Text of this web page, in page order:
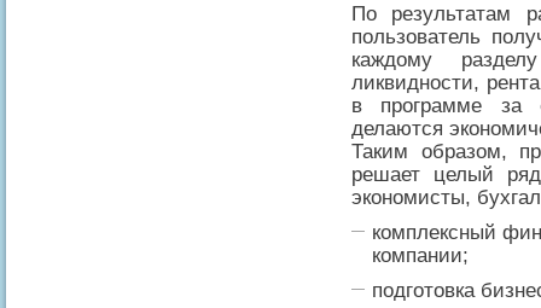
По результатам
пользователь
каждому
ликвидности,
в программе за
делаются
Таким образом,
решает целый
экономисты,
комплексный
компании;
подготовка